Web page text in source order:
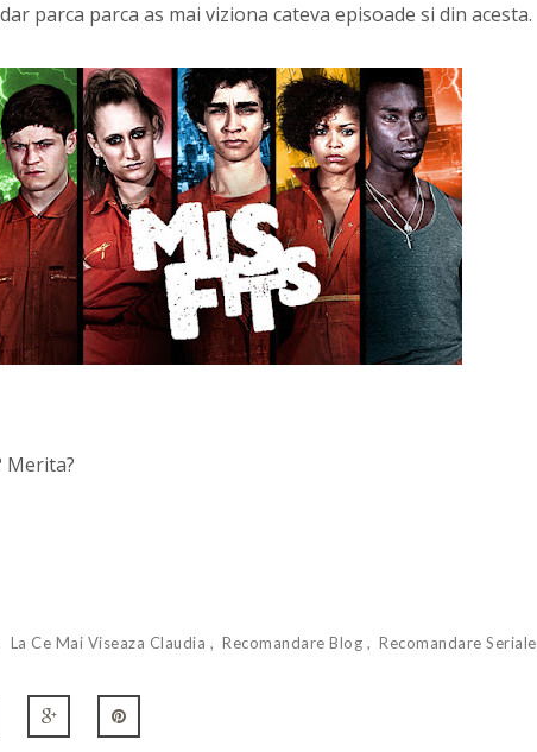
parca parca as mai viziona cateva episoade si din acesta.
Merita?
La Ce Mai Viseaza Claudia Recomandare Blog Recomandare Seriale